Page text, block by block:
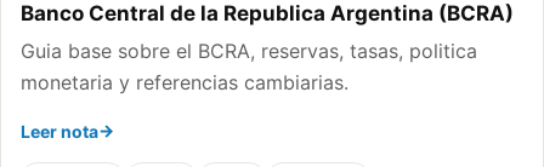
Banco Central de la Republica Argentina (BCRA)
Guia base sobre el BCRA, reservas, tasas, politica
monetaria y referencias cambiarias.
Leer nota